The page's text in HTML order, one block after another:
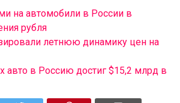
на автомобили в России в
рубля
летнюю динамику цен на
авто в Россию достиг $15,2 млрд в